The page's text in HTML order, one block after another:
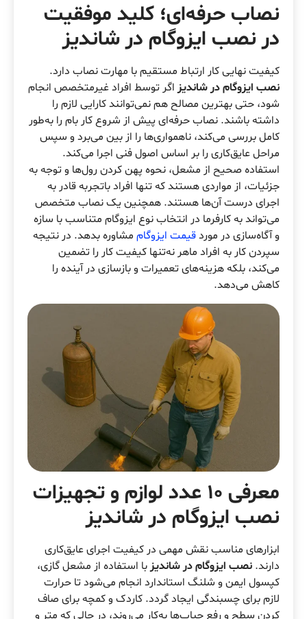
نصاب حرفه‌ای؛ کلید موفقیت
درنصب ایزوگام در شاندیز
کیفیت نهایی کار ارتباط مستقیم با مهارت نصاب دارد.
نصب ایزوگام در شاندیز اگر توسط افراد غیرمتخصص انجام
شود، حتی بهترین مصالح هم نمی‌توانند کارایی لازم را
داشته باشند. نصاب حرفه‌ای پیش از شروع کار بام را به‌طور
کامل بررسی می‌کند، ناهمواری‌ها را از بین می‌برد و سپس
مراحل عایق‌کاری را بر اساس اصول فنی اجرا می‌کند.
استفاده صحیح از مشعل، نحوه پهن کردن رول‌ها و توجه به
جزئیات، از مواردی هستند که تنها افراد باتجربه قادر به
اجرای درست آن‌ها هستند. همچنین یک نصاب متخصص
می‌تواند به کارفرما در انتخاب نوع ایزوگام متناسب با سازه
و آگاه‌سازی در موردقیمت ایزوگام مشاوره بدهد. در نتیجه
سپردن کار به افراد ماهر نه‌تنها کیفیت کار را تضمین
می‌کند، بلکه هزینه‌های تعمیرات و بازسازی در آینده را
کاهش می‌دهد.
معرفی 10 عدد لوازم و تجهیزات
نصب ایزوگام در شاندیز
ابزارهای مناسب نقش مهمی در کیفیت اجرای عایق‌کاری
دارند. نصب ایزوگام در شاندیز با استفاده از مشعل گازی،
کپسول ایمن و شلنگ استاندارد انجام می‌شود تا حرارت
لازم برای چسبندگی ایجاد گردد. کاردک و کمچه برای صاف
کردن سطح و رفع حباب‌ها به‌کار می‌روند، در حالی که متر و